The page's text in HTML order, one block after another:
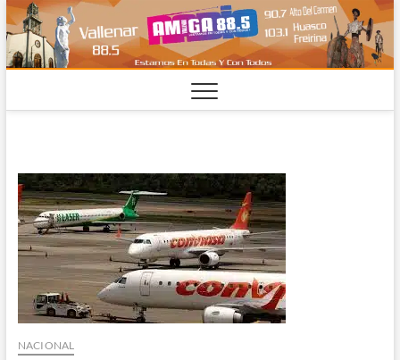
Saltar
al
contenido
NACIONAL